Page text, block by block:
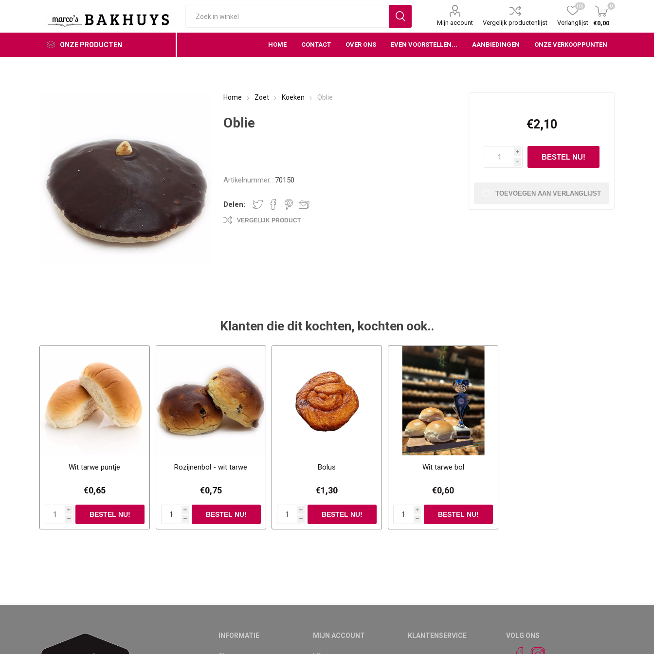
Mijn account Vergelijk productenlijst Verlanglijst
(0) 0
€0,00
ONZE PRODUCTEN HOME CONTACT OVER ONS EVEN VOORSTELLEN... AANBIEDINGEN ONZE VERKOOPPUNTEN
Home Zoet Koeken Oblie
Oblie
VERGELIJK PRODUCT
Artikelnummer:: 70150
Delen:
€2,10
i
h
TOEVOEGEN AAN VERLANGLIJST
Klanten die dit kochten, kochten ook..
Wit tarwe puntje
€0,65
i
h
Rozijnenbol - wit tarwe
€0,75
i
h
Bolus
€1,30
i
h
Wit tarwe bol
€0,60
i
h
INFORMATIE MIJN ACCOUNT KLANTENSERVICE VOLG ONS